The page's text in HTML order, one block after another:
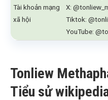
Tài khoản mạng
xã hội
X:
Tiktok:
YouTube:
Tonliew
Tiểu sử